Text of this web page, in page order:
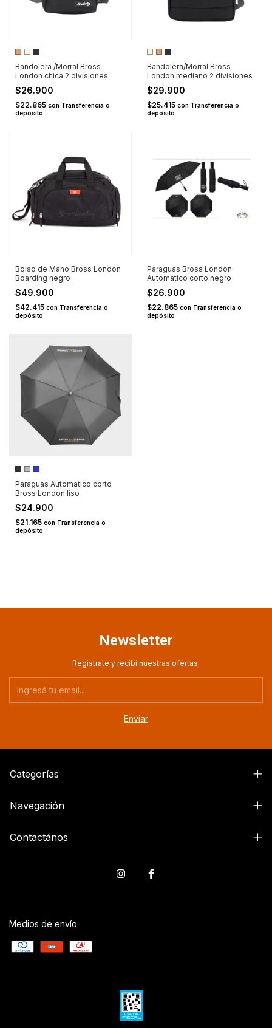
Bandolera /Morral Bross
London chica 2 divisiones
$26.900
$22.865 con Transferencia o
depósito
Bandolera/Morral Bross
London mediano 2 divisiones
$29.900
$25.415 con Transferencia o
depósito
Bolso de Mano Bross London
Boarding negro
$49.900
$42.415 con Transferencia o
depósito
Paraguas Bross London
Automatico corto negro
$26.900
$22.865 con Transferencia o
depósito
Paraguas Automatico corto
Bross London liso
$24.900
$21.165 con Transferencia o
depósito
Newsletter
Registrate y recibí nuestras ofertas.
Categorías
Navegación
Contactános
Medios de envío